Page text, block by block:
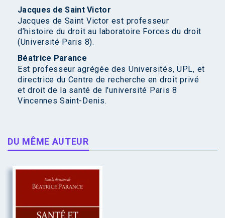
Jacques de Saint Victor
Jacques de Saint Victor est professeur
d’histoire du droit au laboratoire Forces du droit
(Université Paris 8).
Béatrice Parance
Est professeur agrégée des Universités, UPL, et
directrice du Centre de recherche en droit privé
et droit de la santé de l'université Paris 8
Vincennes Saint-Denis.
DU MÊME AUTEUR